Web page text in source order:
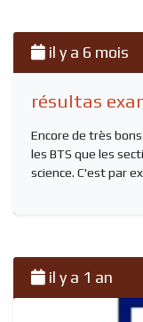
il y a 6 mois
résultas
Encore de très
les BTS que les
science. C'est par
il y a 1 an